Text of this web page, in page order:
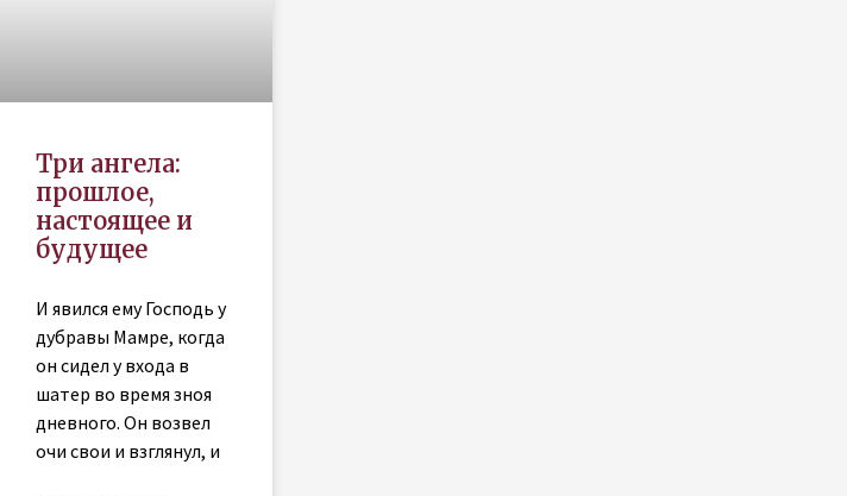
Три ангела:
прошлое,
настоящее и
будущее
И явился ему Господь у
дубравы Мамре, когда
он сидел у входа в
шатер во время зноя
дневного. Он возвел
очи свои и взглянул, и